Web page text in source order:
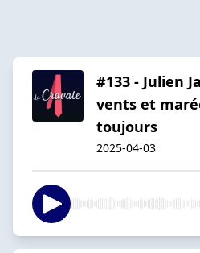
#133 - Julien
vents et
toujours
2025-04-03